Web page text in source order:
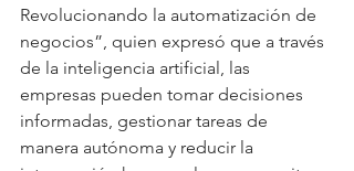
Revolucionando la automatización de
negocios”, quien expresó que a través
de la inteligencia artificial, las
empresas pueden tomar decisiones
informadas, gestionar tareas de
manera autónoma y reducir la